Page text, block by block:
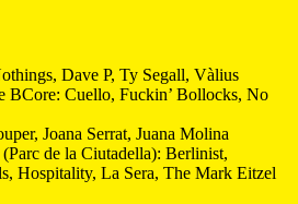
Dave P, Ty Segall, Vàlius
BCore: Cuello, Fuckin’ Bollocks, No
Joana Serrat, Juana Molina
de la Ciutadella): Berlinist,
Hospitality, La Sera, The Mark Eitzel